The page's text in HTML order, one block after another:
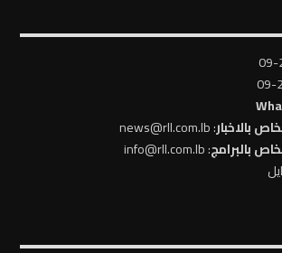
بالاخبار: news@rll.com.lb
بالبرامج: info@rll.com.lb